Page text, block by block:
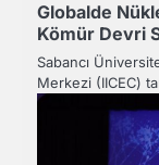
Globalde
Kömür Devri
Sabancı
Merkezi (IICEC)